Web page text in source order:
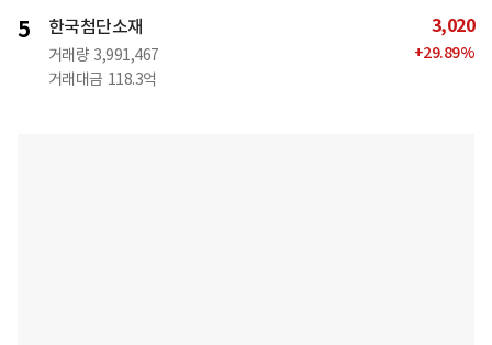
5 한국첨단소재
거래량 3,991,467
거래대금 118.3억
3,020
+29.89%